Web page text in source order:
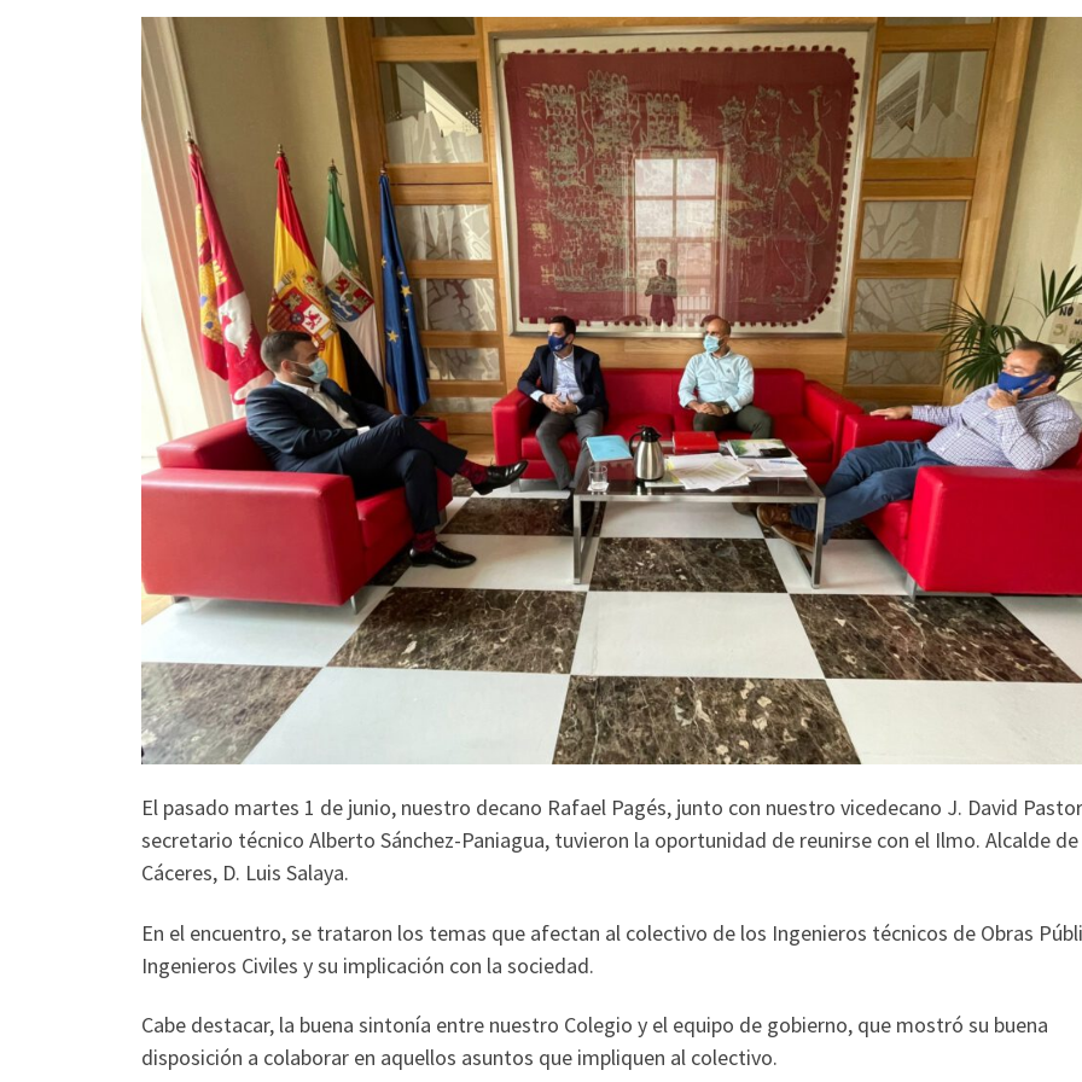
El pasado martes 1 de junio, nuestro decano Rafael Pagés, junto con nuestro vicedecano J. David
secretario técnico Alberto Sánchez-Paniagua, tuvieron la oportunidad de reunirse con el Ilmo. Alcalde de
Cáceres, D. Luis Salaya.
En el encuentro, se trataron los temas que afectan al colectivo de los Ingenieros técnicos de Obras
Ingenieros Civiles y su implicación con la sociedad.
Cabe destacar, la buena sintonía entre nuestro Colegio y el equipo de gobierno, que mostró su buena
disposición a colaborar en aquellos asuntos que impliquen al colectivo.